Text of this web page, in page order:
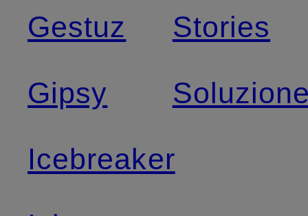
Gestuz
Gipsy
Icebreaker
Stories